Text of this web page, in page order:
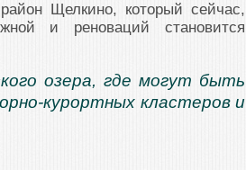
Щелкино, который сейчас,
и реноваций становится
озера, где могут быть
курортных кластеров и